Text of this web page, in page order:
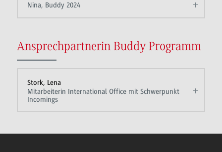
Nina, Buddy 2024
Ansprechpartnerin Buddy Programm
Stork, Lena
Mitarbeiterin International Office mit Schwerpunkt
Incomings